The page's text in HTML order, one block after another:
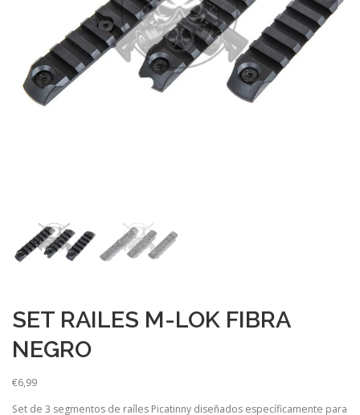
SET RAILES M-LOK FIBRA
NEGRO
€6,99
Set de 3 segmentos de raíles Picatinny diseñados específicamente para